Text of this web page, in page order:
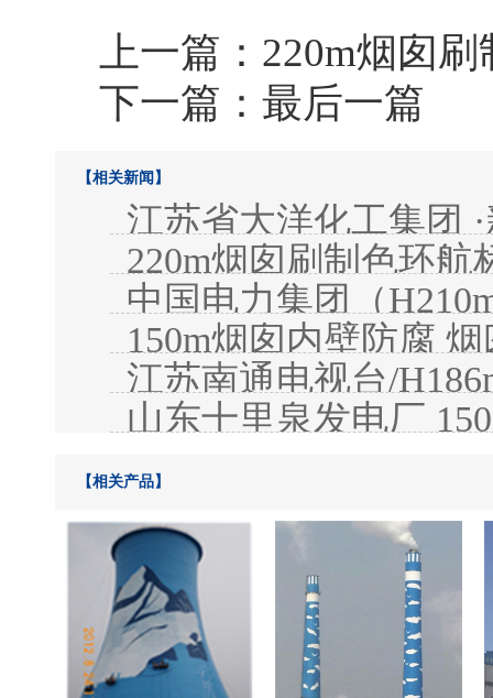
上一篇： 220m烟囱
下一篇：最后一篇
【相关新闻】
江苏省大洋化工集团
220m烟囱刷制色环航
中国电力集团（
程
150m烟囱内壁防腐
息平台
江苏南通电视台/
山东十里泉发电厂
【相关产品】